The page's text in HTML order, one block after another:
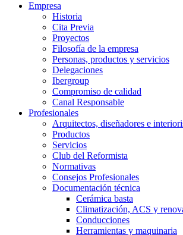
Empresa
Historia
Cita Previa
Proyectos
Filosofía de la empresa
Personas, productos y servicios
Delegaciones
Ibergroup
Compromiso de calidad
Canal Responsable
Profesionales
Arquitectos, diseñadores e
Productos
Servicios
Club del Reformista
Normativas
Consejos Profesionales
Documentación técnica
Cerámica basta
Climatización, ACS y
Conducciones
Herramientas y maquinaria